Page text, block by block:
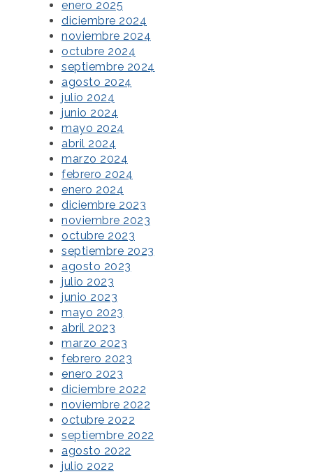
enero 2025
diciembre 2024
noviembre 2024
octubre 2024
septiembre 2024
agosto 2024
julio 2024
junio 2024
mayo 2024
abril 2024
marzo 2024
febrero 2024
enero 2024
diciembre 2023
noviembre 2023
octubre 2023
septiembre 2023
agosto 2023
julio 2023
junio 2023
mayo 2023
abril 2023
marzo 2023
febrero 2023
enero 2023
diciembre 2022
noviembre 2022
octubre 2022
septiembre 2022
agosto 2022
julio 2022